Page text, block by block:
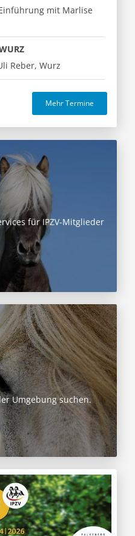
mit Marlise
Reber, Wurz
Mehr Termine
für IPZV-Mitglieder
Umgebung suchen.